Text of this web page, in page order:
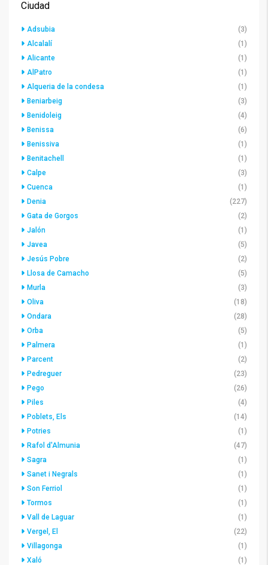
Ciudad
Adsubia
(3)
Alcalalí
(1)
Alicante
(1)
AlPatro
(1)
Alqueria de la condesa
(1)
Beniarbeig
(3)
Benidoleig
(4)
Benissa
(6)
Benissiva
(1)
Benitachell
(1)
Calpe
(3)
Cuenca
(1)
Denia
(227)
Gata de Gorgos
(2)
Jalón
(1)
Javea
(5)
Jesús Pobre
(2)
Llosa de Camacho
(5)
Murla
(3)
Oliva
(18)
Ondara
(28)
Orba
(5)
Palmera
(1)
Parcent
(2)
Pedreguer
(23)
Pego
(26)
Piles
(4)
Poblets, Els
(14)
Potries
(1)
Rafol d'Almunia
(47)
Sagra
(1)
Sanet i Negrals
(1)
Son Ferriol
(1)
Tormos
(1)
Vall de Laguar
(1)
Vergel, El
(22)
Villagonga
(1)
Xaló
(1)